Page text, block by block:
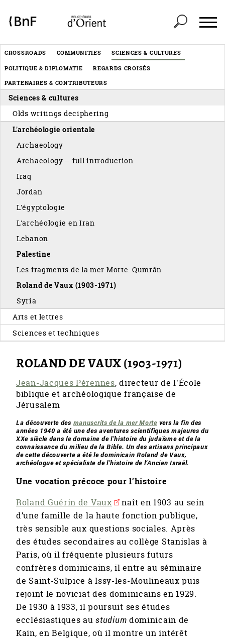
Menu
éditorial
CROSSROADS COMMUNITIES SCIENCES & CULTURES
POLITIQUE & DIPLOMATIE
REGARDS CROISÉS
PARTENAIRES & CONTRIBUTEURS
Sciences & cultures
Olds writings deciphering
L'archéologie orientale
Archaeology
Archaeology – full introduction
Iraq
Jordan
L'égyptologie
L'archéologie en Iran
Lebanon
Palestine
Les fragments de la mer Morte. Qumrân
Roland de Vaux (1903-1971)
Syria
Arts et lettres
Sciences et techniques
ROLAND DE VAUX (1903-1971)
Jean-Jacques Pérennes, directeur de l'École
biblique et archéologique française de
Jérusalem
La découverte des manuscrits de la mer Mortevers la fin des
années 1940 a été une des aventures scientifiques majeures du
XXe siècle dans le domaine de l’histoire du judaïsme et de la
connaissance du milieu de la Bible. Un des artisans principaux
de cette découverte a été le dominicain Roland de Vaux,
archéologue et spécialiste de l’histoire de l’Ancien Israël.
Une vocation précoce pour l’histoire
Roland Guérin de Vaux
naît en 1903 au sein
d’une famille de la haute fonction publique,
très sensible aux questions sociales. Après
des études secondaires au collège Stanislas à
Paris, où il fréquente plusieurs futurs
confrères dominicains, il entre au séminaire
de Saint-Sulpice à Issy-les-Moulineaux puis
rejoint le noviciat des dominicains en 1929.
De 1930 à 1933, il poursuit ses études
ecclésiastiques austudium dominicain de
Kain, en Belgique, où il montre un intérêt